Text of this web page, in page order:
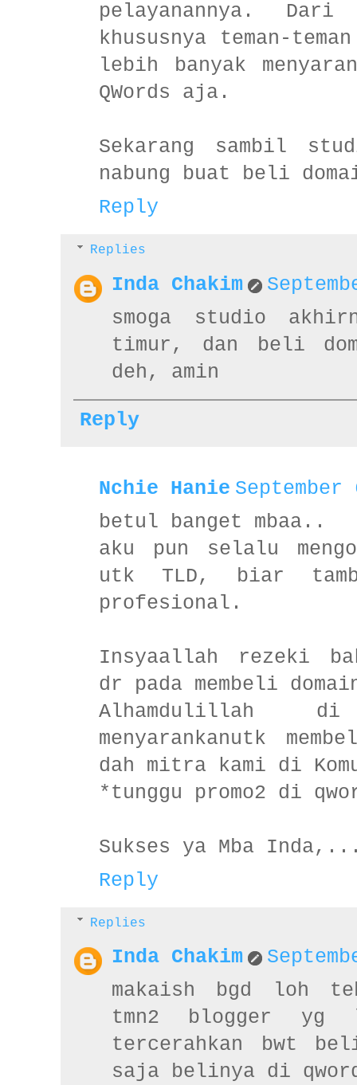
pelayanannya.
khususnya teman-
lebih banyak
QWords aja.
Sekarang sambil
nabung buat beli
Reply
Replies
Inda Chakim
smoga studio
timur, dan beli
deh, amin
Reply
Nchie Hanie
betul banget mbaa..
aku pun selalu
utk TLD, biar
profesional.
Insyaallah rezeki
dr pada membeli
Alhamdulillah
menyarankanutk
dah mitra kami di
*tunggu promo2 di
Sukses ya Mba
Reply
Replies
Inda Chakim
makaish bgd loh
tmn2 blogger
tercerahkan bwt
saja belinya di